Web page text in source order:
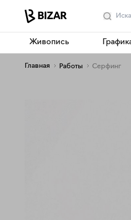
Живопись
Главная Работы Серфинг